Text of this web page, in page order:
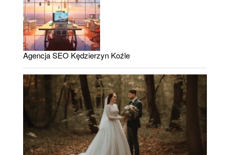
Agencja SEO Kędzierzyn Koźle